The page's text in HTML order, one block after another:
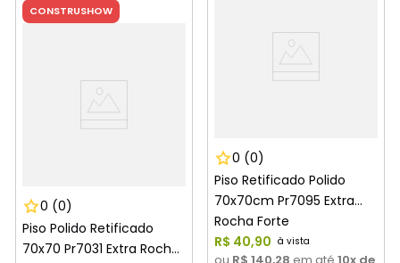
CONSTRUSHOW
0 (0)
Piso Polido Retificado
70x70 Pr7031 Extra Rocha
0 (0)
Piso Retificado Polido
70x70cm Pr7095 Extra
Rocha Forte
R$ 40,90